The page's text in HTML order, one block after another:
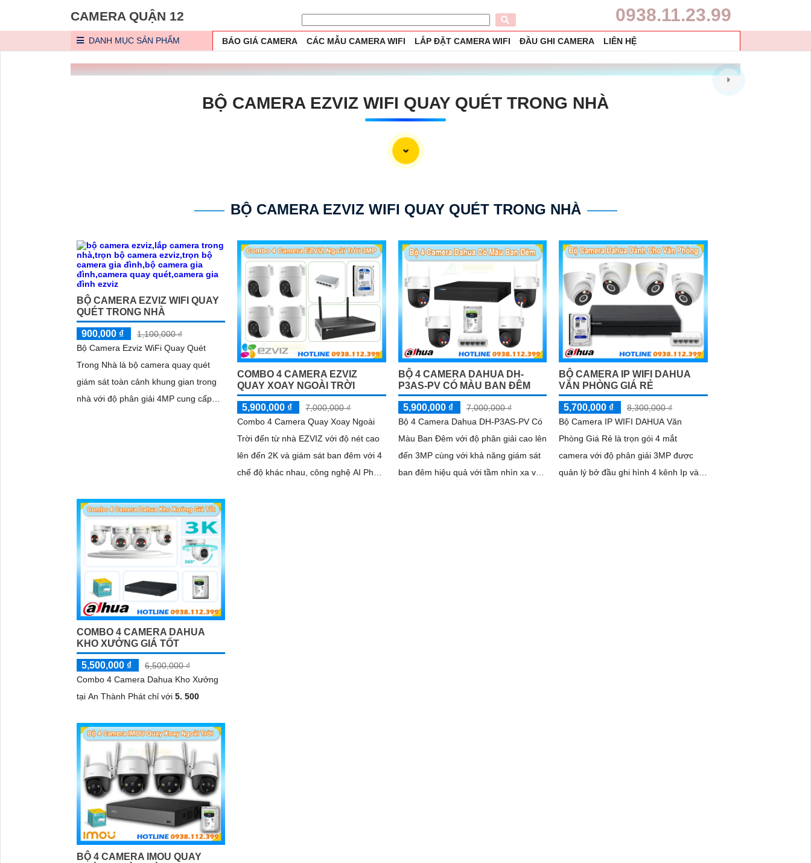
CAMERA QUẬN 12 0938.11.23.99
DANH MỤC SẢN PHẨM BÁO GIÁ CAMERA CÁC MẪU CAMERA WIFI LẮP ĐẶT CAMERA WIFI ĐẦU GHI CAMERA LIÊN HỆ
BỘ CAMERA EZVIZ WIFI QUAY QUÉT TRONG NHÀ
BỘ CAMERA EZVIZ WIFI QUAY QUÉT TRONG NHÀ
BỘ CAMERA EZVIZ WIFI QUAY
QUÉT TRONG NHÀ
900,000 ₫
1,100,000 ₫
Bộ Camera Ezviz WiFi Quay Quét
Trong Nhà là bộ camera quay quét
giám sát toàn cảnh khung gian trong
nhà với độ phân giải 4MP cung cấp
COMBO 4 CAMERA EZVIZ
QUAY XOAY NGOÀI TRỜI
5,900,000 ₫
7,000,000 ₫
Combo 4 Camera Quay Xoay Ngoài
Trời đến từ nhà EZVIZ với độ nét cao
lên đến 2K và giám sát ban đêm với 4
chế độ khác nhau, công nghệ AI Phát
BỘ 4 CAMERA DAHUA DH-
P3AS-PV CÓ MÀU BAN ĐÊM
5,900,000 ₫
7,000,000 ₫
Bộ 4 Camera Dahua DH-P3AS-PV Có
Màu Ban Đêm với độ phân giải cao lên
đến 3MP cùng với khả năng giám sát
ban đêm hiệu quả với tầm nhìn xa vào
BỘ CAMERA IP WIFI DAHUA
VĂN PHÒNG GIÁ RẺ
5,700,000 ₫
8,300,000 ₫
Bộ Camera IP WIFI DAHUA Văn
Phòng Giá Rẻ là trọn gói 4 mắt
camera với độ phân giải 3MP được
quản lý bở đầu ghi hình 4 kênh Ip và
COMBO 4 CAMERA DAHUA
KHO XƯỞNG GIÁ TỐT
5,500,000 ₫
6,500,000 ₫
Combo 4 Camera Dahua Kho Xưởng
tại An Thành Phát chỉ với 5. 500
BỘ 4 CAMERA IMOU QUAY